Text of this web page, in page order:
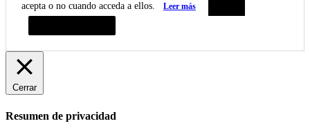
acepta o no cuando acceda a ellos.
Leer más
Cerrar
Resumen de privacidad